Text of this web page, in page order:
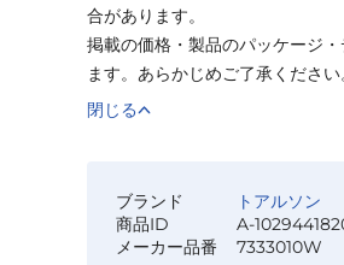
合があります。
掲載の価格・製品のパッケージ
ます。あらかじめご了承ください
閉じる
ブランド
トアルソン
商品ID
A-
メーカー品番
7333010W